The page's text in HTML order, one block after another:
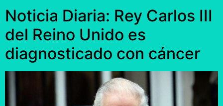
Noticia Diaria: Rey Carlos III
del Reino Unido es
diagnosticado con cáncer